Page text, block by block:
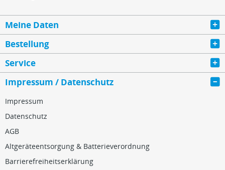
Meine Daten
Bestellung
Service
Impressum / Datenschutz
Impressum
Datenschutz
AGB
Altgeräteentsorgung & Batterieverordnung
Barrierefreiheitserklärung